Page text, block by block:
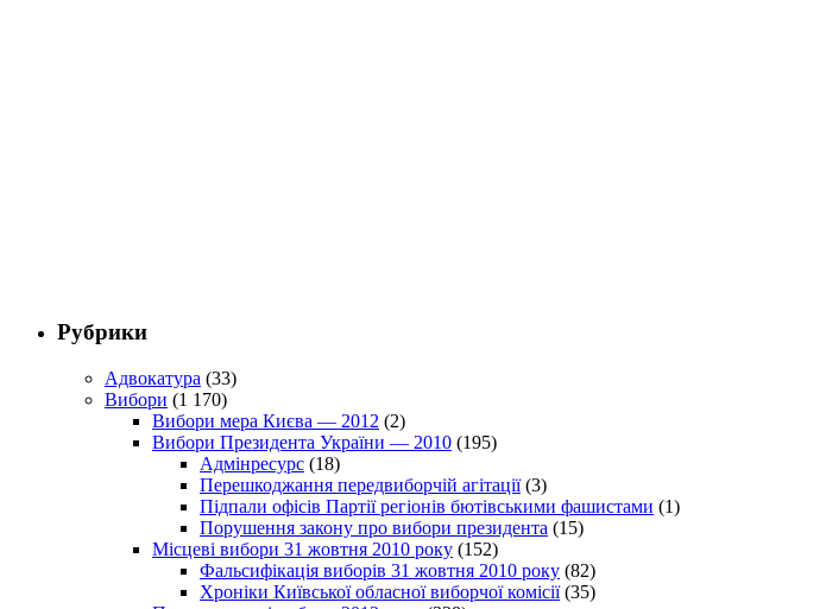
Рубрики
Адвокатура (33)
Вибори (1 170)
Вибори мера Києва — 2012 (2)
Вибори Президента України — 2010 (195)
Адмінресурс (18)
Перешкоджання передвиборчій агітації(3)
Підпали офісів Партії регіонів бютівськими фашистами (1)
Порушення закону про вибори президента (15)
Місцеві вибори 31 жовтня 2010 року (152)
Фальсифікація виборів 31 жовтня 2010 року (82)
Хроніки Київської обласної виборчої комісії(35)